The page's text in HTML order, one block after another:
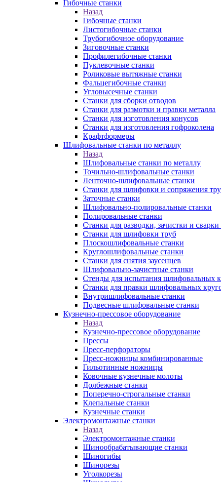
Гибочные станки
Назад
Гибочные станки
Листогибочные станки
Трубогибочное оборудование
Зиговочные станки
Профилегибочные станки
Пуклевочные станки
Роликовые вытяжные станки
Фальцегибочные станки
Угловысечные станки
Станки для сборки отводов
Станки для размотки и правки металла
Станки для изготовления конусов
Станки для изготовления гофроколена
Крафтформеры
Шлифовальные станки по металлу
Назад
Шлифовальные станки по металлу
Точильно-шлифовальные станки
Ленточно-шлифовальные станки
Станки для шлифовки и сопряжения
Заточные станки
Шлифовально-полировальные станки
Полировальные станки
Станки для разводки, зачистки и сварки
Станки для шлифовки труб
Плоскошлифовальные станки
Круглошлифовальные станки
Станки для снятия заусенцев
Шлифовально-зачистные станки
Стенды для испытания шлифовальных
Станки для правки шлифовальных
Внутришлифовальные станки
Подвесные шлифовальные станки
Кузнечно-прессовое оборудование
Назад
Кузнечно-прессовое оборудование
Прессы
Пресс-перфораторы
Пресс-ножницы комбинированные
Гильотинные ножницы
Ковочные кузнечные молоты
Долбежные станки
Поперечно-строгальные станки
Клепальные станки
Кузнечные станки
Электромонтажные станки
Назад
Электромонтажные станки
Шинообрабатывающие станки
Шиногибы
Шинорезы
Уголкорезы